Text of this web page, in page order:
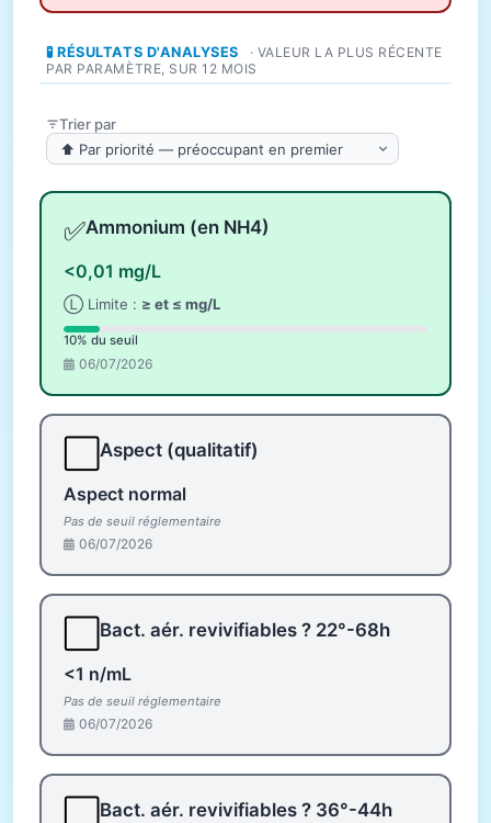
🧪 RÉSULTATS D'ANALYSES
· VALEUR LA PLUS RÉCENTE
PAR PARAMÈTRE, SUR 12 MOIS
Trier par
✅Ammonium (en NH4)
<0,01 mg/L
Ⓛ Limite : ≥ et ≤ mg/L
10% du seuil
06/07/2026
Aspect (qualitatif)
Aspect normal
Pas de seuil réglementaire
06/07/2026
Bact. aér. revivifiables ? 22°-68h
<1 n/mL
Pas de seuil réglementaire
06/07/2026
Bact. aér. revivifiables ? 36°-44h